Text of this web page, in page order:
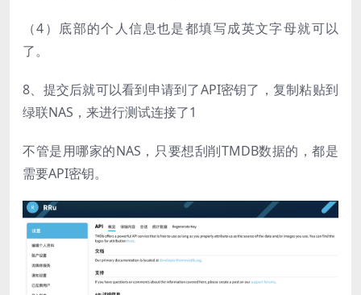
（4）底部的个人信息也是都填写成英文字母就可以
了。
8、提交后就可以看到申请到了API密钥了，复制粘贴到
绿联NAS，来进行测试连接了1
不管是用哪家的NAS，只要想刮削TMDB数据的，都是
需要API密钥。